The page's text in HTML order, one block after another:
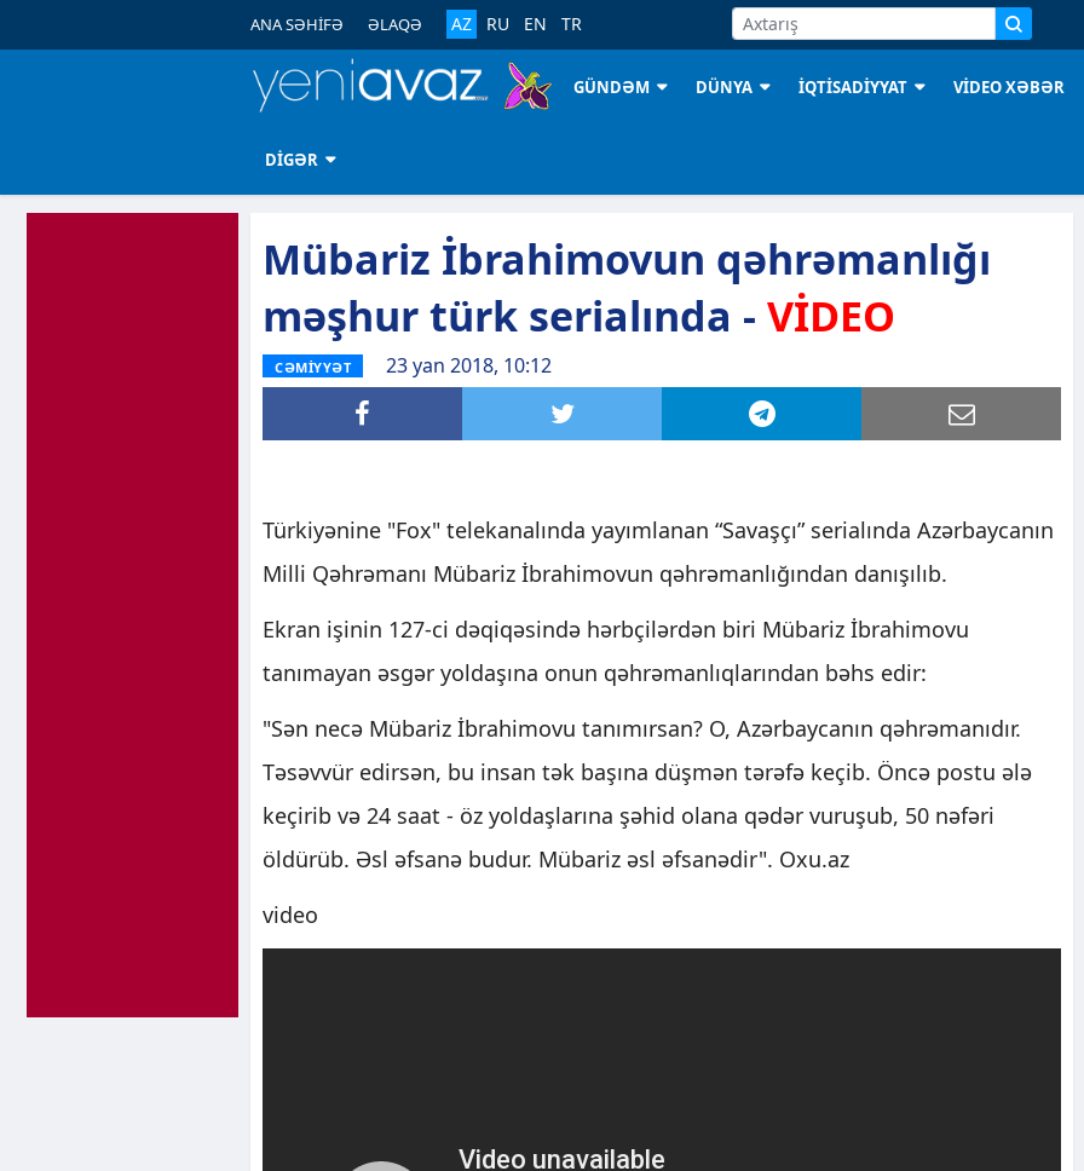
ANA SƏHİFƏ ƏLAQƏ AZ RU EN TR
GÜNDƏM DÜNYA İQTİSADİYYAT VİDEO XƏBƏR
DİGƏR
Mübariz İbrahimovun qəhrəmanlığı
məşhur türk serialında - VİDEO
CƏMİYYƏT 23 yan 2018, 10:12
Türkiyənine "Fox" telekanalında yayımlanan “Savaşçı” serialında Azərbaycanın
Milli Qəhrəmanı Mübariz İbrahimovun qəhrəmanlığından danışılıb.
Ekran işinin 127-ci dəqiqəsində hərbçilərdən biri Mübariz İbrahimovu
tanımayan əsgər yoldaşına onun qəhrəmanlıqlarından bəhs edir:
"Sən necə Mübariz İbrahimovu tanımırsan? O, Azərbaycanın qəhrəmanıdır.
Təsəvvür edirsən, bu insan tək başına düşmən tərəfə keçib. Öncə postu ələ
keçirib və 24 saat - öz yoldaşlarına şəhid olana qədər vuruşub, 50 nəfəri
öldürüb. Əsl əfsanə budur. Mübariz əsl əfsanədir". Oxu.az
video